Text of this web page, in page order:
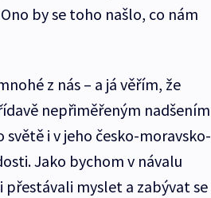
by se toho našlo, co nám
z nás – a já věřím, že
nepřiměřeným nadšením
i v jeho česko-moravsko-
Jako bychom v návalu
přestávali myslet a zabývat se